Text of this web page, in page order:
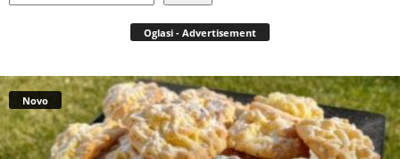
Oglasi - Advertisement
Novo